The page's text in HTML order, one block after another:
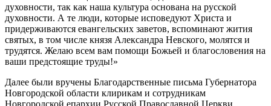
духовности, так как наша культура основана на русской
духовности. А те люди, которые исповедуют Христа и
придерживаются евангельских заветов, вспоминают жития
святых, в том числе князя Александра Невского, молятся и
трудятся. Желаю всем вам помощи Божьей и благословения на
ваши предстоящие труды!»
Далее были вручены Благодарственные письма Губернатора
Новгородской области клирикам и сотрудникам
Новгородской епархии Русской Православной Церкви,